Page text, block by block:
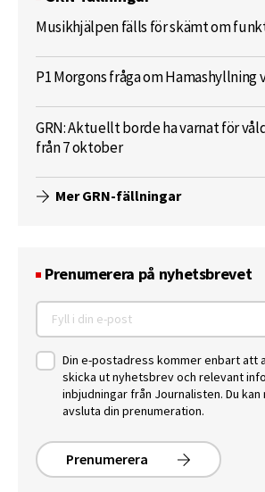
Musikhjälpen fälls för skämt om
P1 Morgons fråga om Hamashyllning
GRN: Aktuellt borde ha varnat för
från 7 oktober
Mer GRN-fällningar
Prenumerera på nyhetsbrevet
Din e-postadress kommer enbart att
skicka ut nyhetsbrev och relevant
inbjudningar från Journalisten. Du
avsluta din prenumeration.
Prenumerera